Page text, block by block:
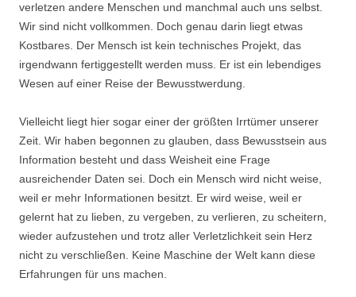
verletzen andere Menschen und manchmal auch uns selbst.
Wir sind nicht vollkommen. Doch genau darin liegt etwas
Kostbares. Der Mensch ist kein technisches Projekt, das
irgendwann fertiggestellt werden muss. Er ist ein lebendiges
Wesen auf einer Reise der Bewusstwerdung.
Vielleicht liegt hier sogar einer der größten Irrtümer unserer
Zeit. Wir haben begonnen zu glauben, dass Bewusstsein aus
Information besteht und dass Weisheit eine Frage
ausreichender Daten sei. Doch ein Mensch wird nicht weise,
weil er mehr Informationen besitzt. Er wird weise, weil er
gelernt hat zu lieben, zu vergeben, zu verlieren, zu scheitern,
wieder aufzustehen und trotz aller Verletzlichkeit sein Herz
nicht zu verschließen. Keine Maschine der Welt kann diese
Erfahrungen für uns machen.